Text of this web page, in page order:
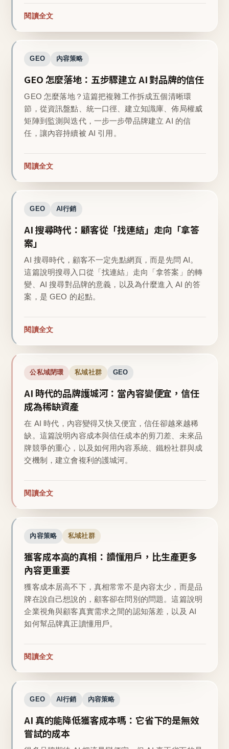
閱讀全文
GEO 內容策略
GEO 怎麼落地：五步驟建立 AI 對品牌的信任
GEO 怎麼落地？這篇把複雜工作拆成五個清晰環
節，從資訊盤點、統一口徑、建立知識庫、佈局權威
矩陣到監測與迭代，一步一步帶品牌建立 AI 的信
任，讓內容持續被 AI 引用。
閱讀全文
GEO AI行銷
AI 搜尋時代：顧客從「找連結」走向「拿答
案」
AI 搜尋時代，顧客不一定先點網頁，而是先問 AI。
這篇說明搜尋入口從「找連結」走向「拿答案」的轉
變、AI 搜尋對品牌的意義，以及為什麼進入 AI 的答
案，是 GEO 的起點。
閱讀全文
公私域閉環 私域社群 GEO
AI 時代的品牌護城河：當內容變便宜，信任
成為稀缺資產
在 AI 時代，內容變得又快又便宜，信任卻越來越稀
缺。這篇說明內容成本與信任成本的剪刀差、未來品
牌競爭的重心，以及如何用內容系統、鐵粉社群與成
交機制，建立會複利的護城河。
閱讀全文
內容策略 私域社群
獲客成本高的真相：讀懂用戶，比生產更多
內容更重要
獲客成本居高不下，真相常常不是內容太少，而是品
牌在說自己想說的，顧客卻在問別的問題。這篇說明
企業視角與顧客真實需求之間的認知落差，以及 AI
如何幫品牌真正讀懂用戶。
閱讀全文
GEO AI行銷 內容策略
AI 真的能降低獲客成本嗎：它省下的是無效
嘗試的成本